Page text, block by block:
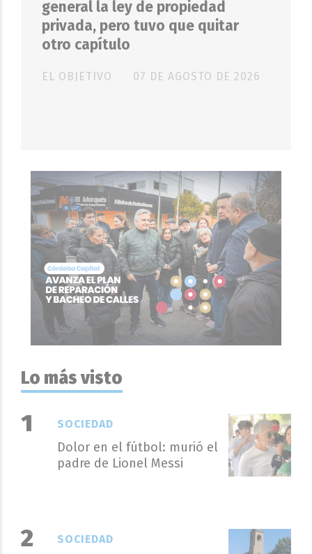
general la ley de propiedad
privada, pero tuvo que quitar
otro capítulo
EL OBJETIVO 07 DE AGOSTO DE 2026
Lo más visto
Dolor en el fútbol: murió el
padre de Lionel Messi
SOCIEDAD
SOCIEDAD